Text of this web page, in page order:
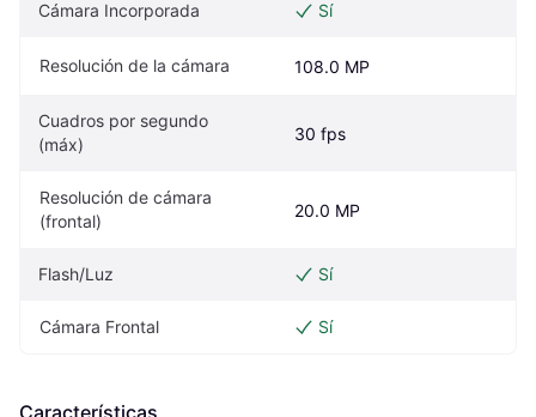
Cámara Incorporada Sí
Resolución de la cámara 108.0 MP
Cuadros por segundo
(máx)
30 fps
Resolución de cámara
(frontal)
20.0 MP
Flash/Luz Sí
Cámara Frontal Sí